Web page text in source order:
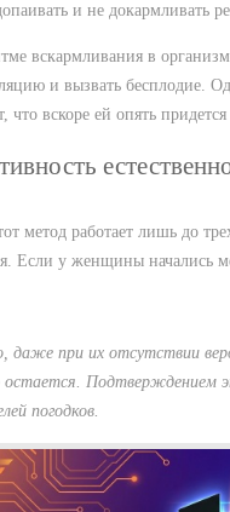
и не докармливать
вскармливания в
и вызвать бесплодие.
что вскоре ей опять
метод работает лишь до
Если у женщины начались
даже при их отсутствии
остается. Подтверждением
погодков.